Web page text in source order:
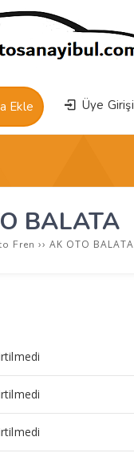
Üye Girişi
Ekle
BALATA
Fren ›› AK OTO BALATA